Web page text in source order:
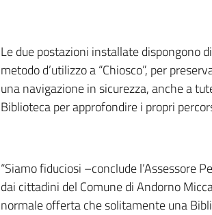
Le due postazioni installate dispongono
metodo d’utilizzo a “Chiosco”, per
una navigazione in sicurezza, anche a
Biblioteca per approfondire i propri
“Siamo fiduciosi –conclude l’Assessore
dai cittadini del Comune di Andorno
normale offerta che solitamente una